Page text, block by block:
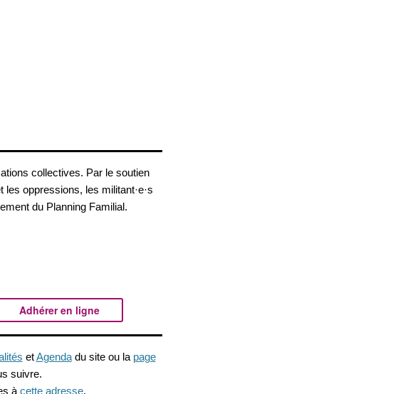
collectives. Par le soutien
oppressions, les militant·e·s
du Planning Familial.
Adhérer en ligne
etAgendadu site ou la page
suivre.
à cette adresse.